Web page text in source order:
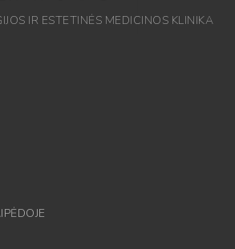
IR ESTETINĖS MEDICINOS KLINIKA